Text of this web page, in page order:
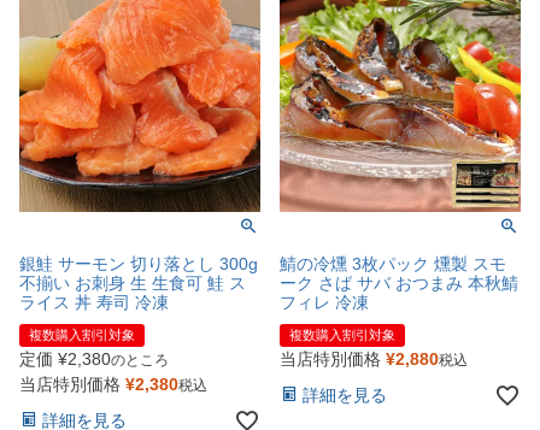
銀鮭 サーモン 切り落とし 300g
不揃い お刺身 生 生食可 鮭 ス
ライス 丼 寿司 冷凍
複数購入割引対象
定価 ¥2,380のところ
当店特別価格 ¥2,380税込
詳細を見る
鯖の冷燻 3枚パック 燻製 スモ
ーク さば サバ おつまみ 本秋鯖
フィレ 冷凍
複数購入割引対象
当店特別価格 ¥2,880税込
詳細を見る